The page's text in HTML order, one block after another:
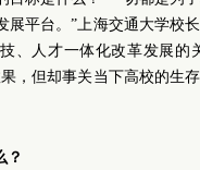
展平台。”上海交通大学校
、人才一体化改革发展的
，但却事关当下高校的生
？